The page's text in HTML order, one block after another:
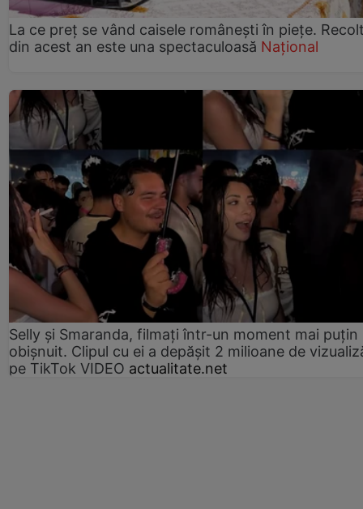
La ce preț se vând caisele românești în piețe.
din acest an este una spectaculoasă Național
Selly și Smaranda, filmați într-un moment mai puțin
obișnuit. Clipul cu ei a depășit 2 milioane de
pe TikTok VIDEO actualitate.net